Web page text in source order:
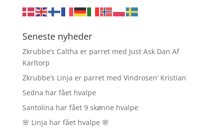
Seneste nyheder
Zkrubbe’s Caltha er parret med Just Ask Dan Af
Karltorp
Zkrubbe’s Linja er parret med Vindrosen’ Kristian
Sedna har fået hvalpe
Santolina har fået 9 skønne hvalpe
🌸 Linja har fået hvalpe 🌸